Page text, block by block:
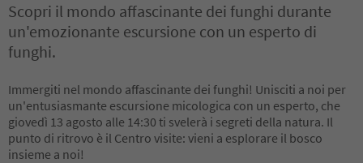
Scopri il mondo affascinante dei funghi durante
un'emozionante escursione con un esperto di
funghi.
Immergiti nel mondo affascinante dei funghi! Unisciti a noi per
un'entusiasmante escursione micologica con un esperto, che
giovedì 13 agosto alle 14:30 ti svelerà i segreti della natura. Il
punto di ritrovo è il Centro visite: vieni a esplorare il bosco
insieme a noi!